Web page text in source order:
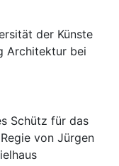
der Künste
Architektur bei
Schütz für das
von Jürgen